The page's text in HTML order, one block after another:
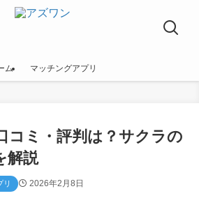
ム マッチングアプリ
コミ・評判は？サクラの
解説
リ 2026年2月8日